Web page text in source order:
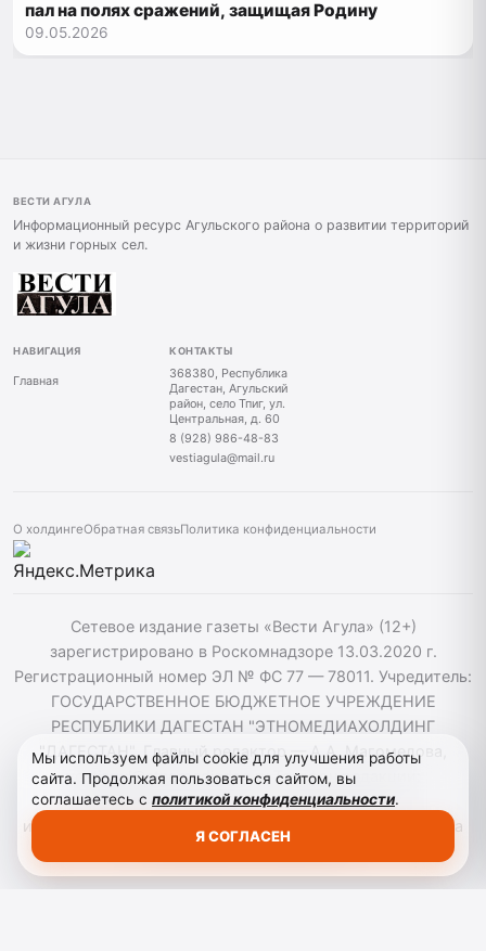
пал на полях сражений, защищая Родину
09.05.2026
ВЕСТИ АГУЛА
Информационный ресурс Агульского района о развитии территорий
и жизни горных сел.
НАВИГАЦИЯ
Главная
КОНТАКТЫ
368380, Республика
Дагестан, Агульский
район, село Тпиг, ул.
Центральная, д. 60
8 (928) 986-48-83
vestiagula@mail.ru
О холдингеОбратная связьПолитика конфиденциальности
Сетевое издание газеты «Вести Агула» (12+)
зарегистрировано в Роскомнадзоре 13.03.2020 г.
Регистрационный номер ЭЛ № ФС 77 — 78011. Учредитель:
ГОСУДАРСТВЕННОЕ БЮДЖЕТНОЕ УЧРЕЖДЕНИЕ
РЕСПУБЛИКИ ДАГЕСТАН "ЭТНОМЕДИАХОЛДИНГ
"ДАГЕСТАН". Главный редактор — А.А. Магомедова,
vestiagul@etnomediadag.ru Телефон редакции:
+79898808732 Телефон: +79289864883. При
использовании материалов сайта активная гиперссылка
Мы используем файлы cookie для улучшения работы
сайта. Продолжая пользоваться сайтом, вы
соглашаетесь с политикой конфиденциальности.
Я СОГЛАСЕН